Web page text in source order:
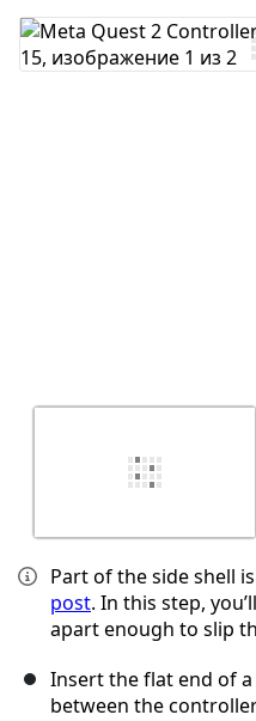
Добавить
Part of the side shell is
post. In this step,
apart enough to slip
Insert the flat end of
between the